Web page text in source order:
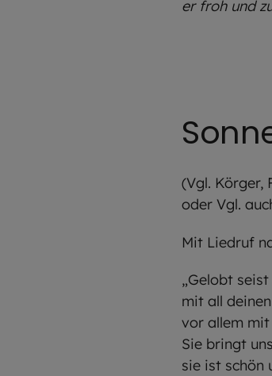
er froh und
(Vgl. Körger,
oder Vgl.
Mit Liedruf
„Gelobt
mit all
vor allem mit
Sie bringt
sie ist schön